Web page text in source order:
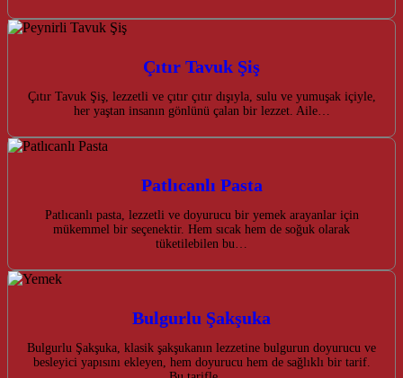
Çıtır Tavuk Şiş
Çıtır Tavuk Şiş, lezzetli ve çıtır çıtır dışıyla, sulu ve yumuşak içiyle,
her yaştan insanın gönlünü çalan bir lezzet. Aile…
Patlıcanlı Pasta
Patlıcanlı pasta, lezzetli ve doyurucu bir yemek arayanlar için
mükemmel bir seçenektir. Hem sıcak hem de soğuk olarak
tüketilebilen bu…
Bulgurlu Şakşuka
Bulgurlu Şakşuka, klasik şakşukanın lezzetine bulgurun doyurucu ve
besleyici yapısını ekleyen, hem doyurucu hem de sağlıklı bir tarif.